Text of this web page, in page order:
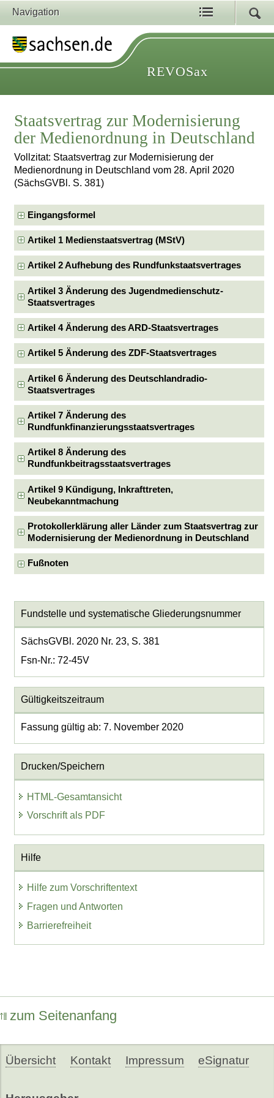
Navigation
REVOSax
Staatsvertrag zur Modernisierung
der Medienordnung in Deutschland
Vollzitat: Staatsvertrag zur Modernisierung der
Medienordnung in Deutschland vom 28. April 2020
(SächsGVBl. S. 381)
Eingangsformel
Artikel 1 Medienstaatsvertrag (MStV)
Artikel 2 Aufhebung des Rundfunkstaatsvertrages
Artikel 3 Änderung des Jugendmedienschutz-
Staatsvertrages
Artikel 4 Änderung des ARD-Staatsvertrages
Artikel 5 Änderung des ZDF-Staatsvertrages
Artikel 6 Änderung des Deutschlandradio-
Staatsvertrages
Artikel 7 Änderung des
Rundfunkfinanzierungsstaatsvertrages
Artikel 8 Änderung des
Rundfunkbeitragsstaatsvertrages
Artikel 9 Kündigung, Inkrafttreten,
Neubekanntmachung
Protokollerklärung aller Länder zum Staatsvertrag zur
Modernisierung der Medienordnung in Deutschland
Fußnoten
Fundstelle und systematische Gliederungsnummer
SächsGVBl. 2020 Nr. 23, S. 381
Fsn-Nr.: 72-45V
Gültigkeitszeitraum
Fassung gültig ab: 7. November 2020
Drucken/Speichern
HTML-Gesamtansicht
Vorschrift als PDF
Hilfe
Hilfe zum Vorschriftentext
Fragen und Antworten
Barrierefreiheit
zum Seitenanfang
Übersicht Kontakt Impressum eSignatur